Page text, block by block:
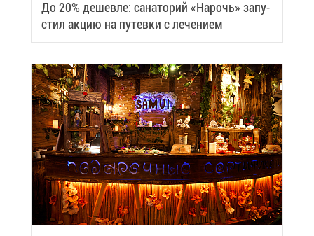
До 20% де­шев­ле: са­на­то­рий «На­рочь» за­пу­
стил ак­цию на пу­тев­ки с ле­че­ни­ем